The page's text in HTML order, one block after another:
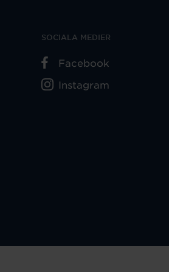
SOCIALA MEDIER
Facebook
Instagram